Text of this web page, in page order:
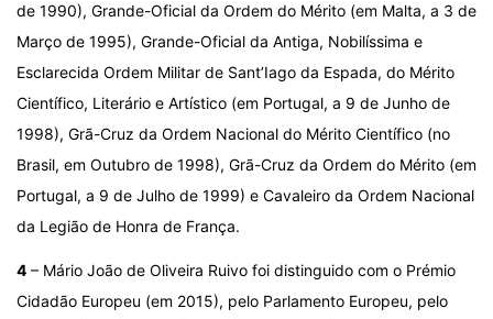
de 1990), Grande-Oficial da Ordem do Mérito (em Malta, a 3 de
Março de 1995), Grande-Oficial da Antiga, Nobilíssima e
Esclarecida Ordem Militar de Sant’Iago da Espada, do Mérito
Científico, Literário e Artístico (em Portugal, a 9 de Junho de
1998), Grã-Cruz da Ordem Nacional do Mérito Científico (no
Brasil, em Outubro de 1998), Grã-Cruz da Ordem do Mérito (em
Portugal, a 9 de Julho de 1999) e Cavaleiro da Ordem Nacional
da Legião de Honra de França.
4 – Mário João de Oliveira Ruivo foi distinguido com o Prémio
Cidadão Europeu (em 2015), pelo Parlamento Europeu, pelo